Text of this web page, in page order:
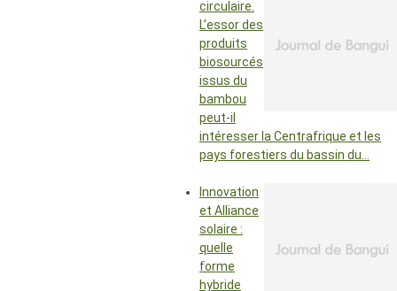
circulaire.
L’essor des
produits
biosourcés
issus du
bambou
peut-il
intéresser la Centrafrique et les
pays forestiers du bassin du…
Innovation
et Alliance
solaire :
quelle
forme
hybride